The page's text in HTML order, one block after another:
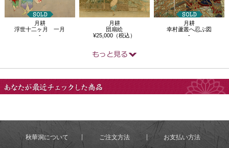
月耕
浮世十二ヶ月 一月
-
月耕
団扇絵
¥25,000（税込）
月耕
幸村蘆叢へ忍ぶ図
-
秋華洞について ご注文方法
お支払い方法